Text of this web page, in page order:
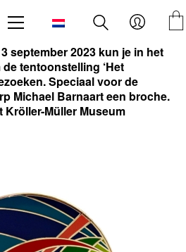
september 2023 kun je in het
tentoonstelling ‘Het
Speciaal voor de
Michael Barnaart een broche.
Kröller-Müller Museum